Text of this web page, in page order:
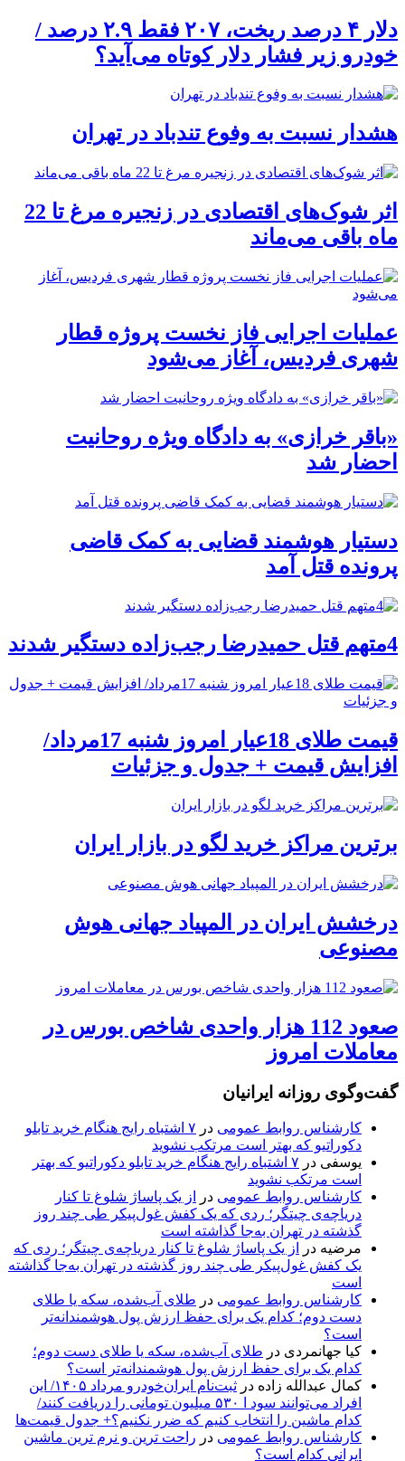
دلار ۴ درصد ریخت، ۲۰۷ فقط ۲.۹ درصد /
خودرو زیر فشار دلار کوتاه می‌آید؟
هشدار نسبت به وفوع تندباد در تهران
اثر شوک‌های اقتصادی در زنجیره مرغ تا 22
ماه باقی می‌ماند
عملیات اجرایی فاز نخست پروژه قطار
شهری فردیس، آغاز می‌شود
«باقر خرازی» به دادگاه ویژه روحانیت
احضار شد
دستیار هوشمند قضایی به کمک قاضی
پرونده قتل آمد
4متهم قتل حمیدرضا رجب‌زاده دستگیر شدند
قیمت طلای 18عیار امروز شنبه 17مرداد/
افزایش قیمت + جدول و جزئیات
برترین مراکز خرید لگو در بازار ایران
درخشش ایران در المپیاد جهانی هوش
مصنوعی
صعود 112 هزار واحدی شاخص بورس در
معاملات امروز
گفت‌وگوی روزانه ایرانیان
کارشناس روابط عمومی در
۷ اشتباه رایج هنگام خرید تابلو
دکوراتیو که بهتر است مرتکب نشوید
یوسفی در
۷ اشتباه رایج هنگام خرید تابلو دکوراتیو که بهتر
است مرتکب نشوید
کارشناس روابط عمومی در
از یک پاساژ شلوغ تا کنار
دریاچه‌ی چیتگر؛ ردی که یک کفش غول‌پیکر طی چند روز
گذشته در تهران به‌جا گذاشته است
مرضیه در
از یک پاساژ شلوغ تا کنار دریاچه‌ی چیتگر؛ ردی که
یک کفش غول‌پیکر طی چند روز گذشته در تهران به‌جا گذاشته
است
کارشناس روابط عمومی در طلای آب‌شده، سکه یا طلای
دست دوم؛ کدام یک برای حفظ ارزش پول هوشمندانه‌تر
است؟
کیا جهانمردی در طلای آب‌شده، سکه یا طلای دست دوم؛
کدام یک برای حفظ ارزش پول هوشمندانه‌تر است؟
کمال عبدالله زاده در
ثبت‌نام ایران‌خودرو مرداد ۱۴۰۵/ این
افراد می‌توانند سود ا ۵۳۰ میلیون تومانی را دریافت کنند/
کدام ماشین را انتخاب کنیم که ضرر نکنیم؟+ جدول قیمت‌ها
کارشناس روابط عمومی در راحت ترین و نرم ترین ماشین
ایرانی کدام است؟